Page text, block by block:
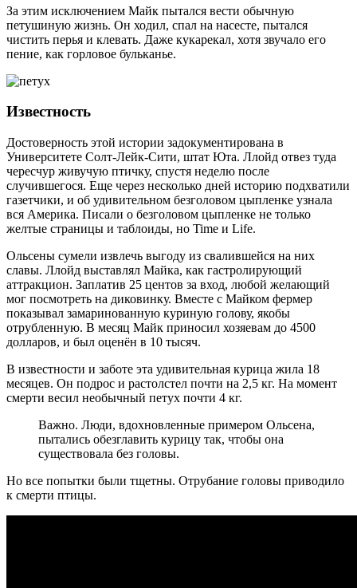
За этим исключением Майк пытался вести обычную
петушиную жизнь. Он ходил, спал на насесте, пытался
чистить перья и клевать. Даже кукарекал, хотя звучало его
пение, как горловое бульканье.
Известность
Достоверность этой истории задокументирована в
Университете Солт-Лейк-Сити, штат Юта. Ллойд отвез туда
чересчур живучую птичку, спустя неделю после
случившегося. Еще через несколько дней историю подхватили
газетчики, и об удивительном безголовом цыпленке узнала
вся Америка. Писали о безголовом цыпленке не только
желтые страницы и таблоиды, но Time и Life.
Ольсены сумели извлечь выгоду из свалившейся на них
славы. Ллойд выставлял Майка, как гастролирующий
аттракцион. Заплатив 25 центов за вход, любой желающий
мог посмотреть на диковинку. Вместе с Майком фермер
показывал замаринованную куриную голову, якобы
отрубленную. В месяц Майк приносил хозяевам до 4500
долларов, и был оценён в 10 тысяч.
В известности и заботе эта удивительная курица жила 18
месяцев. Он подрос и растолстел почти на 2,5 кг. На момент
смерти весил необычный петух почти 4 кг.
Важно. Люди, вдохновленные примером Ольсена,
пытались обезглавить курицу так, чтобы она
существовала без головы.
Но все попытки были тщетны. Отрубание головы приводило
к смерти птицы.